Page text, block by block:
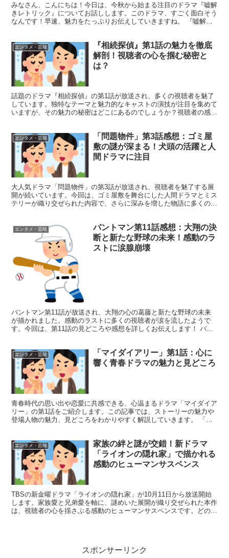
みなさん、こんにちは！今日は、今秋から始まる注目のドラマ『嘘解
きレトリック』についてお話しします。このドラマ、すごく面白そう
なんです！早速、魅力をたっぷりお伝えしていきますね。 『嘘解き
エンタメ・芸能
『相続探偵』第1話の魅力を徹底
解剖！視聴者の心を掴む秘密と
は？
話題のドラマ『相続探偵』の第1話が放送され、多くの視聴者を魅了
しています。独特なテーマと魅力的なキャストの演技が注目を集めて
いますが、その魅力の秘密はどこにあるのでしょうか？視聴者の感想
エンタメ・芸能
「問題物件」第3話感想：ゴミ屋
敷の謎が深まる！犬頭の活躍と人
間ドラマに注目
大人気ドラマ「問題物件」の第3話が放送され、視聴者を魅了する展
開が続いています。今回は、ゴミ屋敷を舞台にした人間ドラマとミス
テリーが織り交ぜられた内容で、さらに深みを増した物語に多くの視
エンタメ・芸能
バントマン第11話感想：大翔の決
断と新たな野球の未来！感動のラ
ストに涙腺崩壊
バントマン第11話が放送され、大翔の心の葛藤と新たな野球の未来
が描かれました。感動のラストに多くの視聴者が涙を流したようで
す。今回は、第11話の見どころや感想を詳しくお伝えします！ バン
エンタメ・芸能
「マイダイアリー」第1話：心に
響く青春ドラマの魅力と見どころ
青春時代の思い出や恋愛に共感できる、心温まるドラマ「マイダイア
リー」の第1話をご紹介します。この記事では、ストーリーの魅力や
登場人物の魅力、見どころをわかりやすく解説していきます。 「マ
エンタメ・芸能
家族の絆と謎が交錯！新ドラマ
「ライオンの隠れ家」で描かれる
感動のヒューマンサスペンス
TBSの新金曜ドラマ「ライオンの隠れ家」が10月11日から放送開始
します。家族愛と兄弟愛を軸に、謎めいた展開が織り交ぜられた本作
は、視聴者の心を揺さぶる感動のヒューマンサスペンスです。どのよ
スポンサーリンク